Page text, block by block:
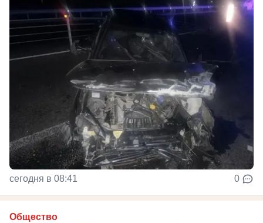
сегодня в 08:41 0
Общество